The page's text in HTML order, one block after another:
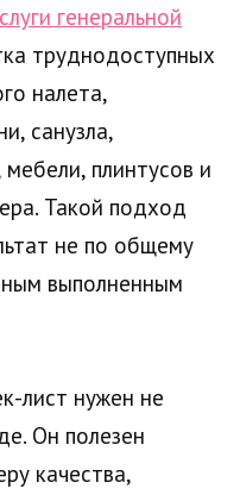
генеральной
труднодоступных
налета,
санузла,
плинтусов и
Такой подход
не по общему
выполненным
лист нужен не
Он полезен
качества,